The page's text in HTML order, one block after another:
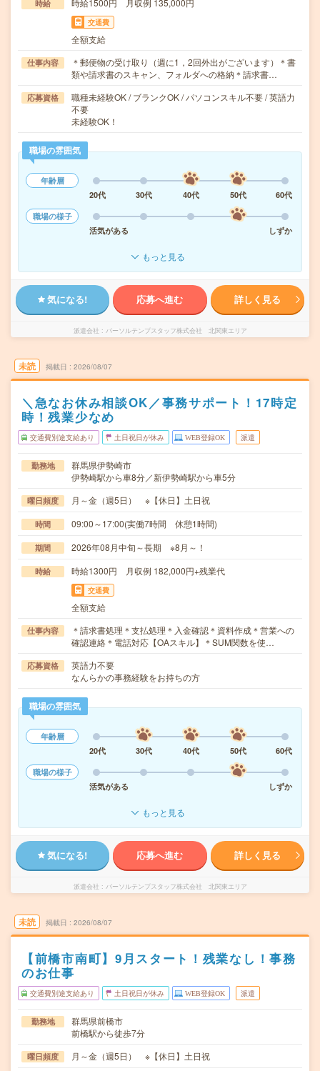
時給 時給1500円 月収例 135,000円
交通費
全額支給
仕事内容
＊郵便物の受け取り（週に1，2回外出がございます）＊書
類や請求書のスキャン、フォルダへの格納＊請求書…
応募資格
職種未経験OK / ブランクOK / パソコンスキル不要 / 英語力
不要
未経験OK！
職場の雰囲気
年齢層
20代
30代 40代 50代
60代
職場の様子
活気がある
しずか
もっと見る
気になる! 応募へ進む 詳しく見る
派遣会社 パーソルテンプスタッフ株式会社 北関東エリア
未読 掲載日 2026/08/07
＼急なお休み相談OK／事務サポート！17時定
時！残業少なめ
交通費別途支給あり 土日祝日が休み WEB登録OK 派遣
勤務地
群馬県伊勢崎市
伊勢崎駅から車8分／新伊勢崎駅から車5分
曜日頻度 月～金（週5日） ※【休日】土日祝
時間 09:00～17:00(実働7時間 休憩1時間)
期間 2026年08月中旬～長期 ※8月～！
時給 時給1300円 月収例 182,000円+残業代
交通費
全額支給
仕事内容
＊請求書処理＊支払処理＊入金確認＊資料作成＊営業への
確認連絡＊電話対応【OAスキル】＊SUM関数を使…
応募資格
英語力不要
なんらかの事務経験をお持ちの方
職場の雰囲気
年齢層
20代
30代 40代 50代
60代
職場の様子
活気がある
しずか
もっと見る
気になる! 応募へ進む 詳しく見る
派遣会社 パーソルテンプスタッフ株式会社 北関東エリア
未読 掲載日 2026/08/07
【前橋市南町】9月スタート！残業なし！事務
のお仕事
交通費別途支給あり 土日祝日が休み WEB登録OK 派遣
勤務地
群馬県前橋市
前橋駅から徒歩7分
曜日頻度 月～金（週5日） ※【休日】土日祝